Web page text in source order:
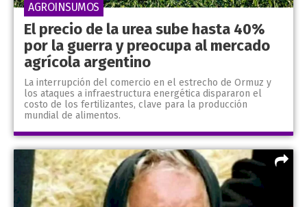
El precio de la urea sube hasta 40%
por la guerra y preocupa al mercado
agrícola argentino
La interrupción del comercio en el estrecho de Ormuz y
los ataques a infraestructura energética dispararon el
costo de los fertilizantes, clave para la producción
mundial de alimentos.
AGROINSUMOS